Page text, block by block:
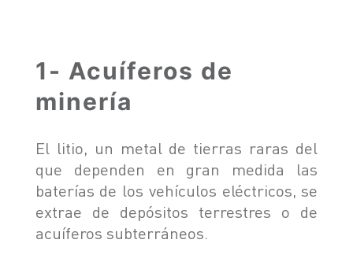
1- Acuíferos de
minería
El litio, un metal de tierras raras del
que dependen en gran medida las
baterías de los vehículos eléctricos, se
extrae de depósitos terrestres o de
acuíferos subterráneos.